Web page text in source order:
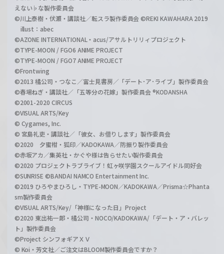
えない♭な製作委員会
©川上泰樹・伏瀬・講談社／転スラ製作委員会 ©REKI KAWAHARA 2019
illust：abec
©AZONE INTERNATIONAL・acus/アサルトリリィプロジェクト
©TYPE-MOON / FGO6 ANIME PROJECT
©TYPE-MOON / FGO7 ANIME PROJECT
©Frontwing
©2013 橘公司・つなこ／富士見書房／「デート･ア･ライブ」製作委員会
©春場ねぎ・講談社／「五等分の花嫁」製作委員会 ®KODANSHA
©2001-2020 CIRCUS
©VISUAL ARTS/Key
© Cygames, Inc.
© 宮島礼吏・講談社／「彼女、お借りします」製作委員会
©2020 夕蜜柑・狐印／KADOKAWA／防振り製作委員会
©赤坂アカ／集英社・かぐや様は告らせたい製作委員会
©2020 プロジェクトラブライブ！虹ヶ咲学園スクールアイドル同好会
©SUNRISE ©BANDAI NAMCO Entertainment Inc.
©2019 ひろやまひろし・TYPE-MOON／KADOKAWA／Prisma☆Phanta
sm製作委員会
©VISUAL ARTS/Key/「神様になった日」Project
©2020 東出祐一郎・橘公司・NOCO/KADOKAWA/「デート・ア・バレッ
ト」製作委員会
©Project シンフォギアＸＶ
© Koi・芳文社／ご注文はBLOOM製作委員会ですか？